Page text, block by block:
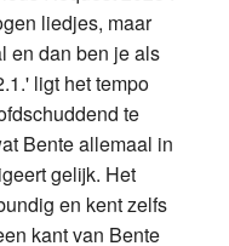
liedjes, maar
en dan ben je als
ligt het tempo
te
Bente allemaal in
gelijk. Het
en kent zelfs
kant van Bente